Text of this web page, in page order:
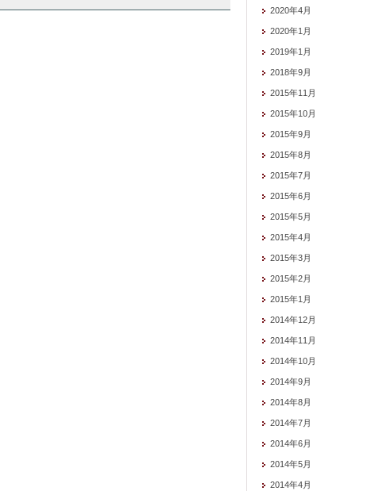
2020年4月
2020年1月
2019年1月
2018年9月
2015年11月
2015年10月
2015年9月
2015年8月
2015年7月
2015年6月
2015年5月
2015年4月
2015年3月
2015年2月
2015年1月
2014年12月
2014年11月
2014年10月
2014年9月
2014年8月
2014年7月
2014年6月
2014年5月
2014年4月